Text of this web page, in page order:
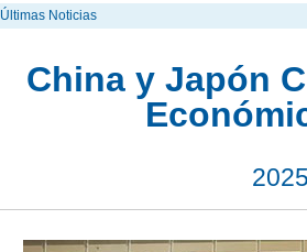
Últimas Noticias
China y Japón